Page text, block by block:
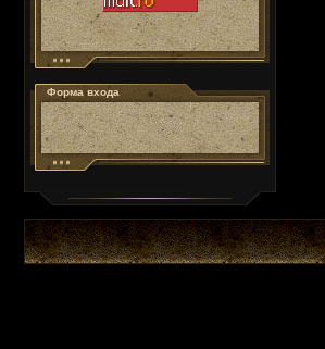
Форма входа